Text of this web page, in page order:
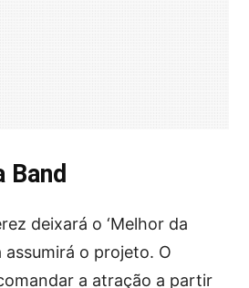
Band
deixará o ‘Melhor da
assumirá o projeto. O
a atração a partir